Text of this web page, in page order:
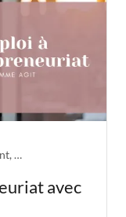
Accompagnement, AGIT
avec